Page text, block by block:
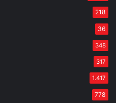
218
36
348
317
1.417
778